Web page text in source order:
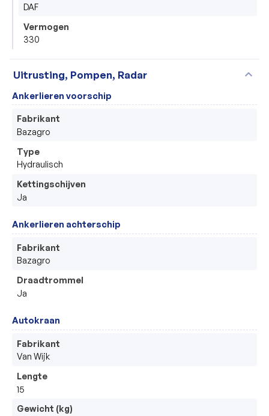
DAF
Vermogen
330
Uitrusting, Pompen, Radar expand_more
Ankerlieren voorschip
Fabrikant
Bazagro
Type
Hydraulisch
Kettingschijven
Ja
Ankerlieren achterschip
Fabrikant
Bazagro
Draadtrommel
Ja
Autokraan
Fabrikant
Van Wijk
Lengte
15
Gewicht (kg)